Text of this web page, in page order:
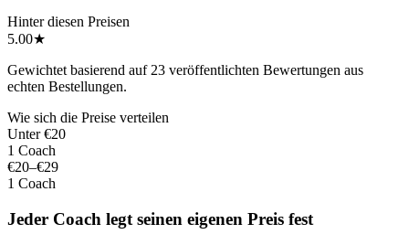
Hinter diesen Preisen
5.00★
Gewichtet basierend auf 23 veröffentlichten Bewertungen aus
echten Bestellungen.
Wie sich die Preise verteilen
Unter €20
1 Coach
€20–€29
1 Coach
Jeder Coach legt seinen eigenen Preis fest